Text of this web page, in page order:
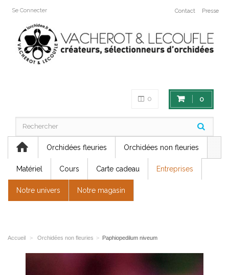
Contact Presse
Se Connecter
0
0
Orchidées fleuries Orchidées non fleuries
Matériel Cours Carte cadeau Entreprises
Notre univers Notre magasin
Accueil > Orchidées non fleuries > Paphiopedilum niveum